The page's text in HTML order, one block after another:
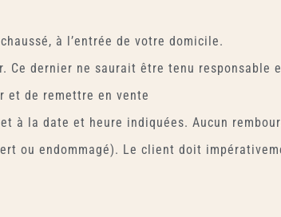
à l’entrée de votre domicile.
Ce dernier ne saurait être tenu responsable
et de remettre en vente
à la date et heure indiquées. Aucun
ou endommagé). Le client doit